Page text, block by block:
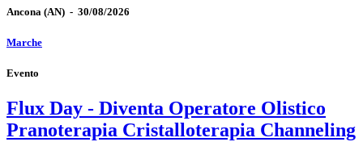
Ancona (AN) - 30/08/2026
Marche
Evento
Flux Day - Diventa Operatore Olistico
Pranoterapia Cristalloterapia Channeling